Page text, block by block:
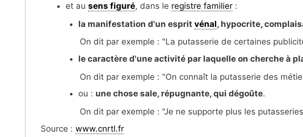
et au sens figuré, dans le registre familier :
la manifestation d'un esprit vénal, hypocrite,
On dit par exemple : "La putasserie de certaines
le caractère d'une activité par laquelle on cherche à
On dit par exemple : "On connaît la putasserie des
ou : une chose sale, répugnante, qui dégoûte.
On dit par exemple : "Je ne supporte plus les
Source : www.cnrtl.fr